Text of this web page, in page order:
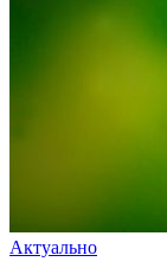
Актуально